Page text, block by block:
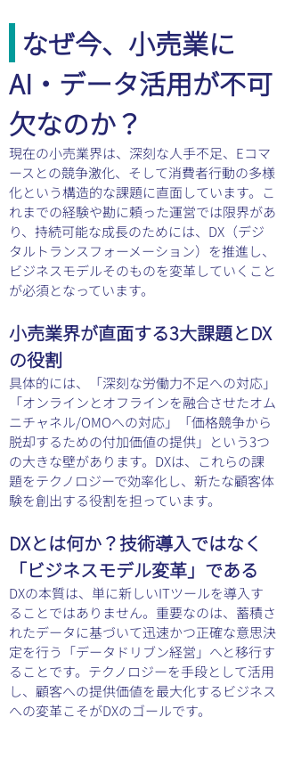
なぜ今、小売業に
AI・データ活用が不可
欠なのか？
現在の小売業界は、深刻な人手不足、Eコマ
ースとの競争激化、そして消費者行動の多様
化という構造的な課題に直面しています。こ
れまでの経験や勘に頼った運営では限界があ
り、持続可能な成長のためには、DX（デジ
タルトランスフォーメーション）を推進し、
ビジネスモデルそのものを変革していくこと
が必須となっています。
小売業界が直面する3大課題とDX
の役割
具体的には、「深刻な労働力不足への対応」
「オンラインとオフラインを融合させたオム
ニチャネル/OMOへの対応」「価格競争から
脱却するための付加価値の提供」という3つ
の大きな壁があります。DXは、これらの課
題をテクノロジーで効率化し、新たな顧客体
験を創出する役割を担っています。
DXとは何か？技術導入ではなく
「ビジネスモデル変革」である
DXの本質は、単に新しいITツールを導入す
ることではありません。重要なのは、蓄積さ
れたデータに基づいて迅速かつ正確な意思決
定を行う「データドリブン経営」へと移行す
ることです。テクノロジーを手段として活用
し、顧客への提供価値を最大化するビジネス
への変革こそがDXのゴールです。